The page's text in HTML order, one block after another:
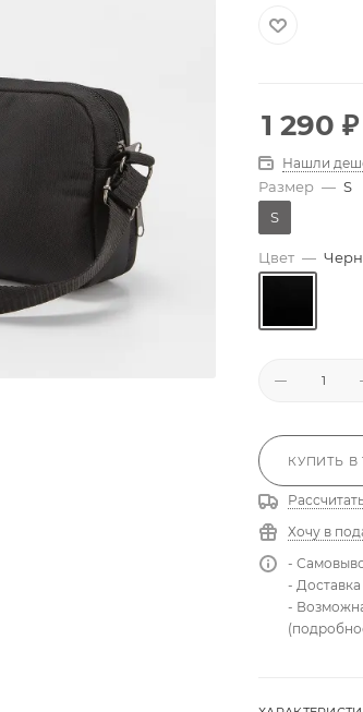
1 290 ₽
Нашли
Размер — S
S
Цвет —
КУПИТЬ В
Хочу в
-
-
-